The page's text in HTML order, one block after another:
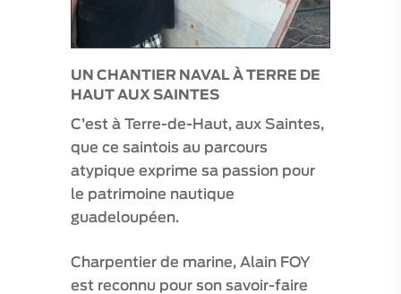
UN CHANTIER NAVAL À TERRE DE
HAUT AUX SAINTES
C’est à Terre-de-Haut, aux Saintes,
que ce saintois au parcours
atypique exprime sa passion pour
le patrimoine nautique
guadeloupéen.
Charpentier de marine, Alain FOY
est reconnu pour son savoir-faire